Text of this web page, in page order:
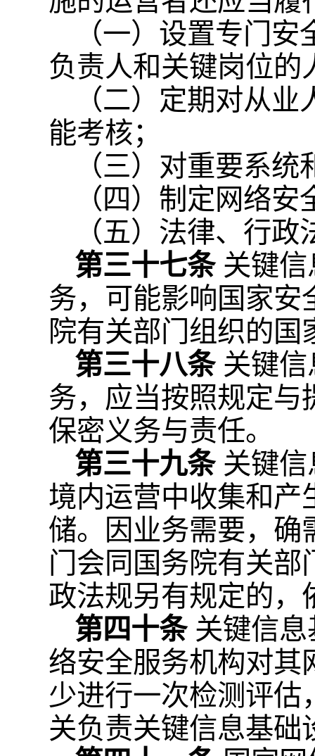
（一）设置专门
负责人和关键岗位的
（二）定期对从
能考核；
（三）对重要系
（四）制定网络
（五）法律、行
第三十七条 关键
务，可能影响国家安
院有关部门组织的国
第三十八条 关键
务，应当按照规定与
保密义务与责任。
第三十九条 关键
境内运营中收集和产
储。因业务需要，确
门会同国务院有关
政法规另有规定的，
第四十条 关键信
络安全服务机构对其
少进行一次检测评估
关负责关键信息基础